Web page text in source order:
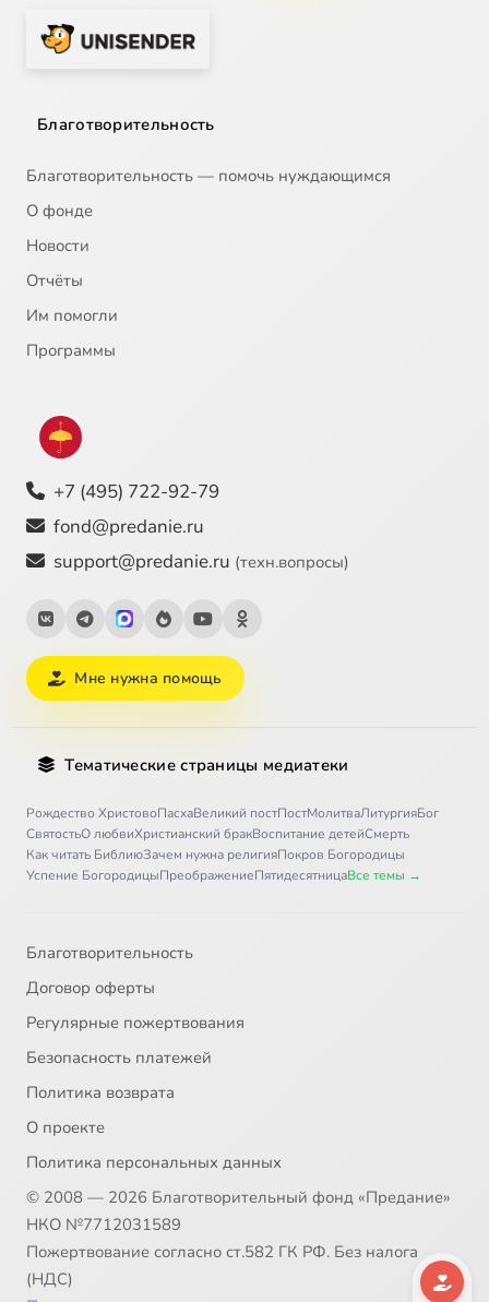
Благотворительность
Благотворительность — помочь нуждающимся
О фонде
Новости
Отчёты
Им помогли
Программы
+7 (495) 722-92-79
fond@predanie.ru
support@predanie.ru (техн.вопросы)
Мне нужна помощь
Тематические страницы медиатеки
Рождество ХристовоПасхаВеликий постПостМолитваЛитургияБог
СвятостьО любвиХристианский бракВоспитание детейСмерть
Как читать БиблиюЗачем нужна религияПокров Богородицы
Успение БогородицыПреображениеПятидесятницаВсе темы →
Благотворительность
Договор оферты
Регулярные пожертвования
Безопасность платежей
Политика возврата
О проекте
Политика персональных данных
© 2008 — 2026 Благотворительный фонд «Предание»
НКО №7712031589
Пожертвование согласно ст.582 ГК РФ. Без налога
(НДС)